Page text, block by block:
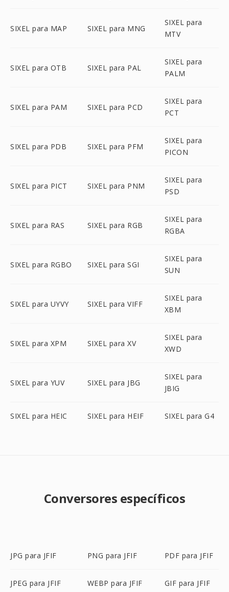
SIXEL para MAP SIXEL para MNG
SIXEL para
MTV
SIXEL para OTB SIXEL para PAL
SIXEL para
PALM
SIXEL para PAM SIXEL para PCD
SIXEL para
PCT
SIXEL para PDB SIXEL para PFM
SIXEL para
PICON
SIXEL para PICT SIXEL para PNM
SIXEL para
PSD
SIXEL para RAS SIXEL para RGB
SIXEL para
RGBA
SIXEL para RGBO SIXEL para SGI
SIXEL para
SUN
SIXEL para UYVY SIXEL para VIFF
SIXEL para
XBM
SIXEL para XPM SIXEL para XV
SIXEL para
XWD
SIXEL para YUV SIXEL para JBG
SIXEL para
JBIG
SIXEL para HEIC SIXEL para HEIF SIXEL para G4
Conversores específicos
JPG para JFIF PNG para JFIF PDF para JFIF
JPEG para JFIF WEBP para JFIF GIF para JFIF